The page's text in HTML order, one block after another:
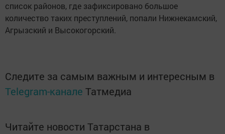
список районов, где зафиксировано большое
количество таких преступлений, попали Нижнекамский,
Агрызский и Высокогорский.
Следите за самым важным и интересным в
Telegram-канале Татмедиа
Читайте новости Татарстана в